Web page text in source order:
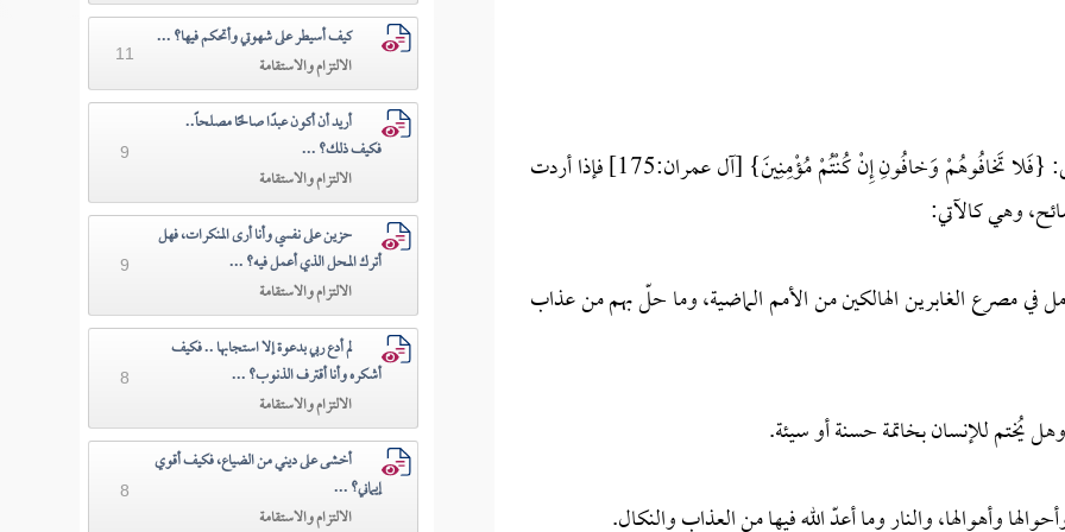
أولًا: الخوف من الله هو المطلوب من العبد، كما قال تعالى: {فَلا ‌تَخافُوهُمْ ‌وَخافُونِ ‌إِنْ ‌كُنْتُمْ ‌مُؤْمِنِينَ} [آل عمران:175] فإذا أردت
وهي كالآتي:
في مصرع الغابرين الهالكين من الأمم الماضية، وما حلّ بهم من عذاب
كيف أسيطر على شهوتي وأتحكم فيها؟ ...
الالتزام والاستقامة
11
أريد أن أكون عبدًا صالحًا مصلحاً..
فكيف ذلك؟ ...
الالتزام والاستقامة
9
حزين على نفسي وأنا أرى المنكرات، فهل
أترك المحل الذي أعمل فيه؟ ...
الالتزام والاستقامة
9
لم أدع ربي بدعوة إلا استجابها .. فكيف
أشكره وأنا أقترف الذنوب؟ ...
الالتزام والاستقامة
8
أخشى على ديني من الضياع، فكيف أقوي
إيماني؟ ...
الالتزام والاستقامة
8